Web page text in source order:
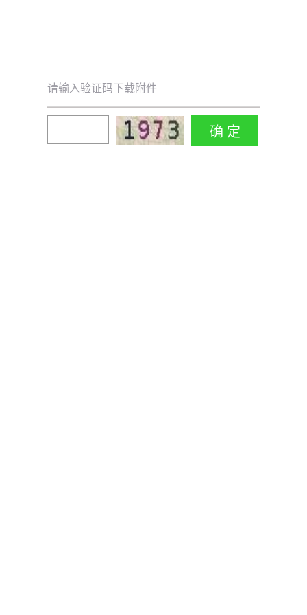
请输入验证码下载附件